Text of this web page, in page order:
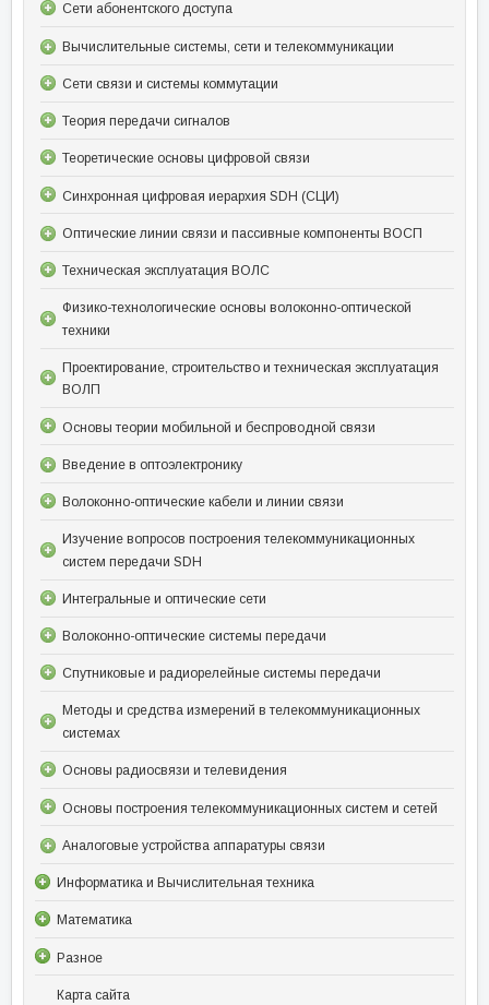
Сети абонентского доступа
Вычислительные системы, сети и телекоммуникации
Сети связи и системы коммутации
Теория передачи сигналов
Теоретические основы цифровой связи
Синхронная цифровая иерархия SDH (СЦИ)
Оптические линии связи и пассивные компоненты ВОСП
Техническая эксплуатация ВОЛС
Физико-технологические основы волоконно-оптической
техники
Проектирование, строительство и техническая эксплуатация
ВОЛП
Основы теории мобильной и беспроводной связи
Введение в оптоэлектронику
Волоконно-оптические кабели и линии связи
Изучение вопросов построения телекоммуникационных
систем передачи SDH
Интегральные и оптические сети
Волоконно-оптические системы передачи
Спутниковые и радиорелейные системы передачи
Методы и средства измерений в телекоммуникационных
системах
Основы радиосвязи и телевидения
Основы построения телекоммуникационных систем и сетей
Аналоговые устройства аппаратуры связи
Информатика и Вычислительная техника
Математика
Разное
Карта сайта